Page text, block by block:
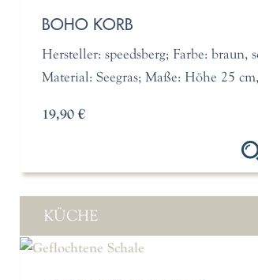
BOHO KORB
Hersteller: speedsberg; Farbe: braun,
Material: Seegras; Maße: Höhe 25
19,90 €
KÜCHE